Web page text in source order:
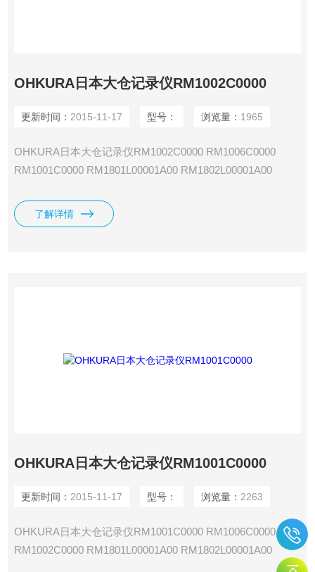
OHKURA日本大仓记录仪RM1002C0000
更新时间： 2015-11-17 型号： 浏览量： 1965
OHKURA日本大仓记录仪RM1002C0000 RM1006C0000
RM1001C0000 RM1801L00001A00 RM1802L00001A00
RM1806L00001A00 RM1824L00001A00 RM1830L00001A00
RM10L RM18L
了解详情
OHKURA日本大仓记录仪RM1001C0000
更新时间： 2015-11-17 型号： 浏览量： 2263
OHKURA日本大仓记录仪RM1001C0000 RM1006C0000
RM1002C0000 RM1801L00001A00 RM1802L00001A00
RM1803L00001A00 RM1804L00001A00 RM1812L00001A00